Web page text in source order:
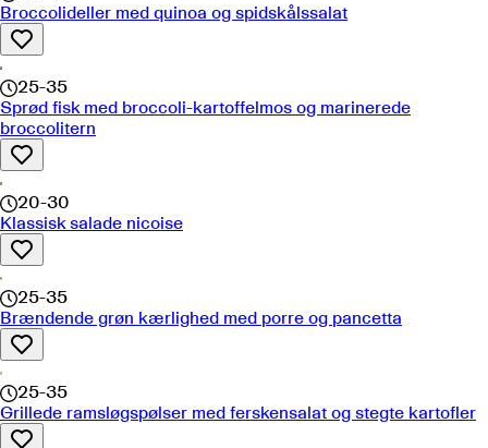
Broccolideller med quinoa og spidskålssalat
25-35
Sprød fisk med broccoli-kartoffelmos og marinerede
broccolitern
20-30
Klassisk salade nicoise
25-35
Brændende grøn kærlighed med porre og pancetta
25-35
Grillede ramsløgspølser med ferskensalat og stegte kartofler